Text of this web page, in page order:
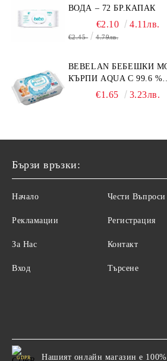
ВОДА – 72 БР.КАПАК
€2.10 4.11лв.
€2.45 4.79лв.
BEBELAN БЕБЕШКИ
КЪРПИ AQUA С 99.6 %
ВОДА 64БР.
€1.65 3.23лв.
Бързи връзки:
Начало
Рекламации
За Нас
Вход
Чести Въпроси
Регистрация
Контакт
Търсене
GDPR Нашият онлайн магазин е 100%